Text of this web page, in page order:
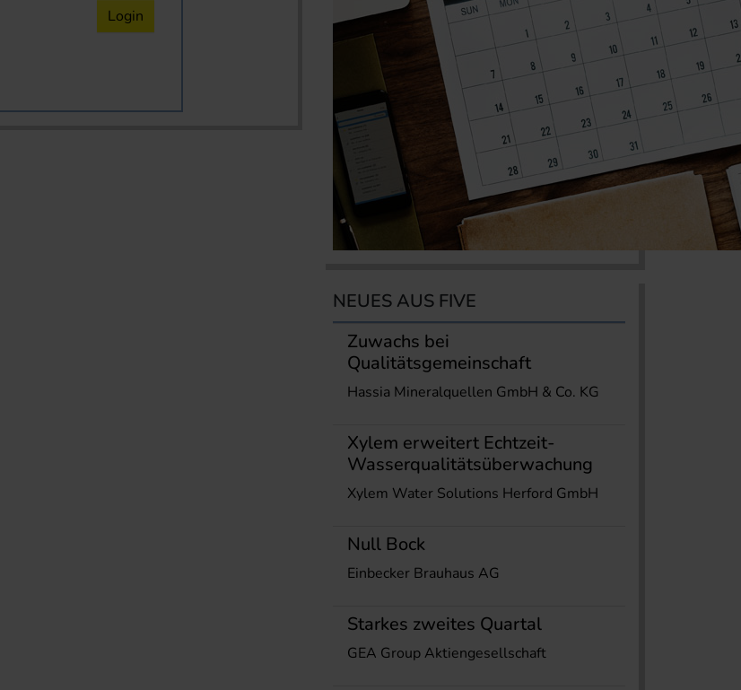
Login
NEUES AUS FIVE
Zuwachs bei
Qualitätsgemeinschaft
Hassia Mineralquellen GmbH & Co. KG
Xylem erweitert Echtzeit-
Wasserqualitätsüberwachung
Xylem Water Solutions Herford GmbH
Null Bock
Einbecker Brauhaus AG
Starkes zweites Quartal
GEA Group Aktiengesellschaft